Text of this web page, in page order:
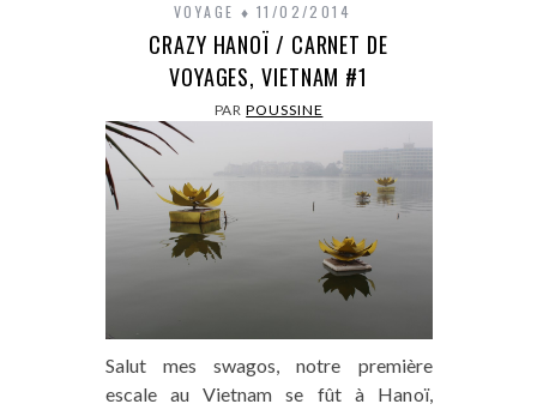
VOYAGE 11/02/2014
CRAZY HANOÏ / CARNET DE
VOYAGES, VIETNAM #1
PARPOUSSINE
Salut mes swagos, notre première
escale au Vietnam se fût à Hanoï,